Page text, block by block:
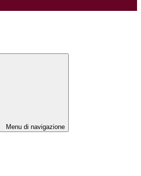
Menu di navigazione